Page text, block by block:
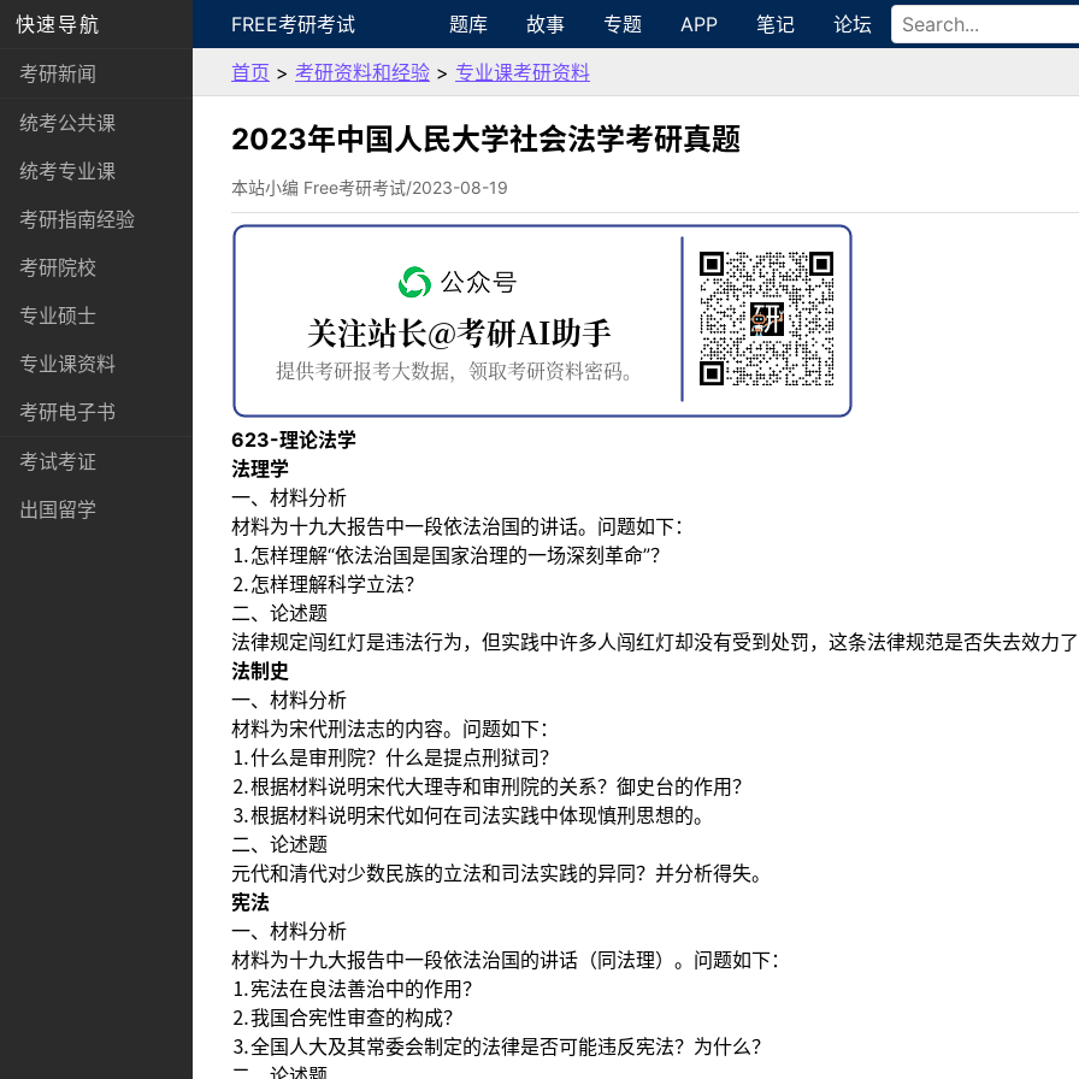
快速导航
考研新闻
统考公共课
统考专业课
考研指南经验
考研院校
专业硕士
专业课资料
考研电子书
考试考证
出国留学
FREE考研考试 题库 故事 专题 APP 笔记
论坛
首页 > 考研资料和经验 > 专业课考研资料
2023年中国人民大学社会法学考研真题
本站小编 Free考研考试/2023-08-19
623-理论法学
法理学
一、材料分析
材料为十九大报告中一段依法治国的讲话。问题如下：
⒈怎样理解“依法治国是国家治理的一场深刻革命”？
⒉怎样理解科学立法？
二、论述题
法律规定闯红灯是违法行为，但实践中许多人闯红灯却没有受到处罚，这条法律规范是否失去效力
法制史
一、材料分析
材料为宋代刑法志的内容。问题如下：
⒈什么是审刑院？什么是提点刑狱司？
⒉根据材料说明宋代大理寺和审刑院的关系？御史台的作用？
⒊根据材料说明宋代如何在司法实践中体现慎刑思想的。
二、论述题
元代和清代对少数民族的立法和司法实践的异同？并分析得失。
宪法
一、材料分析
材料为十九大报告中一段依法治国的讲话（同法理）。问题如下：
⒈宪法在良法善治中的作用？
⒉我国合宪性审查的构成？
⒊全国人大及其常委会制定的法律是否可能违反宪法？为什么？